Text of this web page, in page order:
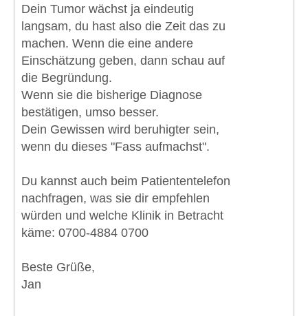
Dein Tumor wächst ja eindeutig
langsam, du hast also die Zeit das zu
machen. Wenn die eine andere
Einschätzung geben, dann schau auf
die Begründung.
Wenn sie die bisherige Diagnose
bestätigen, umso besser.
Dein Gewissen wird beruhigter sein,
wenn du dieses "Fass aufmachst".
Du kannst auch beim Patiententelefon
nachfragen, was sie dir empfehlen
würden und welche Klinik in Betracht
käme: 0700-4884 0700
Beste Grüße,
Jan